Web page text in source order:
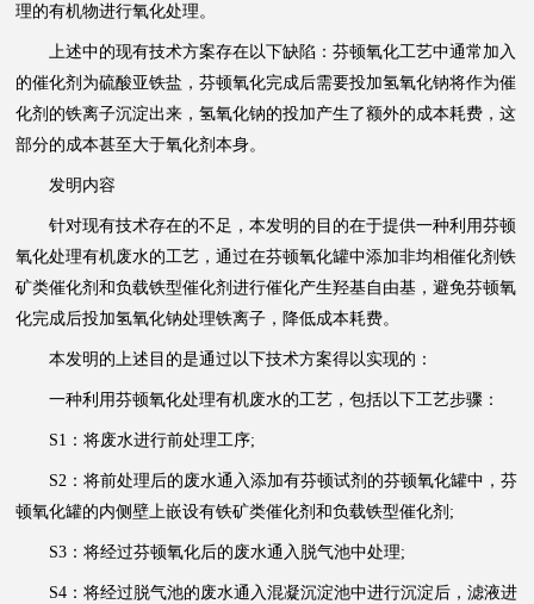
理的有机物进行氧化处理。
上述中的现有技术方案存在以下缺陷：芬顿氧化工艺中通常加入
的催化剂为硫酸亚铁盐，芬顿氧化完成后需要投加氢氧化钠将作为催
化剂的铁离子沉淀出来，氢氧化钠的投加产生了额外的成本耗费，这
部分的成本甚至大于氧化剂本身。
发明内容
针对现有技术存在的不足，本发明的目的在于提供一种利用芬顿
氧化处理有机废水的工艺，通过在芬顿氧化罐中添加非均相催化剂铁
矿类催化剂和负载铁型催化剂进行催化产生羟基自由基，避免芬顿氧
化完成后投加氢氧化钠处理铁离子，降低成本耗费。
本发明的上述目的是通过以下技术方案得以实现的：
一种利用芬顿氧化处理有机废水的工艺，包括以下工艺步骤：
S1：将废水进行前处理工序;
S2：将前处理后的废水通入添加有芬顿试剂的芬顿氧化罐中，芬
顿氧化罐的内侧壁上嵌设有铁矿类催化剂和负载铁型催化剂;
S3：将经过芬顿氧化后的废水通入脱气池中处理;
S4：将经过脱气池的废水通入混凝沉淀池中进行沉淀后，滤液进